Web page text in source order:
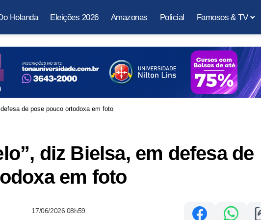
Holanda Eleições 2026 Amazonas Policial Famosos & TV
de pose pouco ortodoxa em foto
diz Bielsa, em defesa de
em foto
17/06/2026 08h59